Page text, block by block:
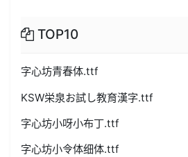
TOP10
字心坊青春体.ttf
KSW栄泉お試し教育漢字.ttf
字心坊小呀小布丁.ttf
字心坊小令体细体.ttf